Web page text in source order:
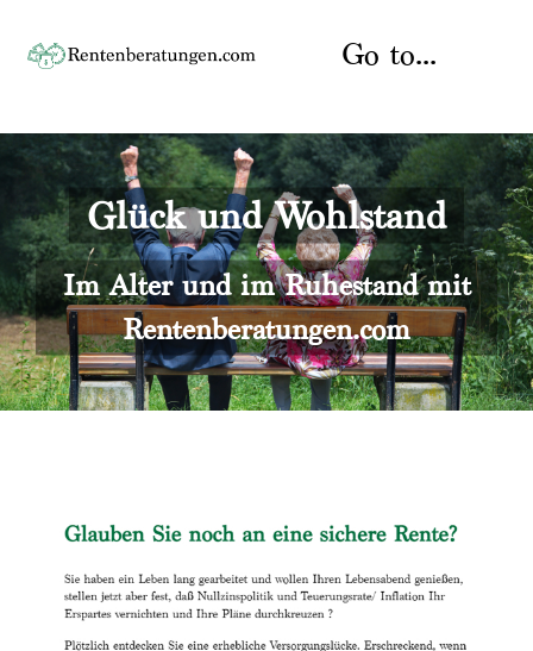
content
Go to...
Startseite
Rente
Rentenberater
Rentenversicherung
Versicherungsberatung
Über uns
Kontakt
Glück und Wohlstand
Im Alter und im Ruhestand mit
Rentenberatungen.com